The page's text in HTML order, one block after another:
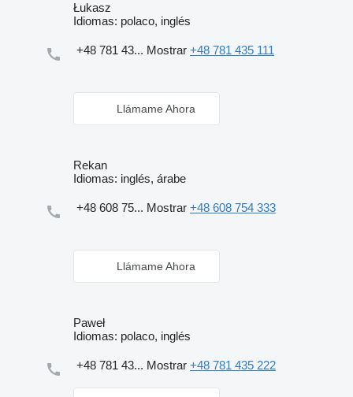
Łukasz
Idiomas: polaco, inglés
+48 781 43... Mostrar +48 781 435 111
Llámame Ahora
Rekan
Idiomas: inglés, árabe
+48 608 75... Mostrar +48 608 754 333
Llámame Ahora
Paweł
Idiomas: polaco, inglés
+48 781 43... Mostrar +48 781 435 222